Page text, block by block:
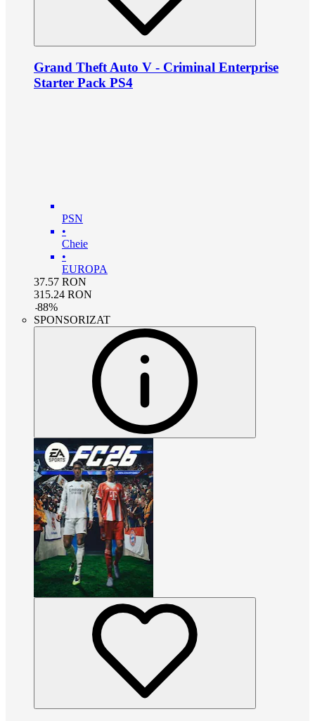
Grand Theft Auto V - Criminal Enterprise
Starter Pack PS4
PSN
•
Cheie
•
EUROPA
37.57 RON
315.24 RON
-88%
SPONSORIZAT